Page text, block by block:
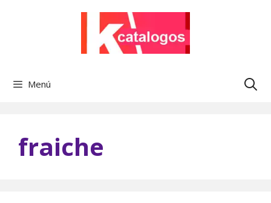
Menú
fraiche